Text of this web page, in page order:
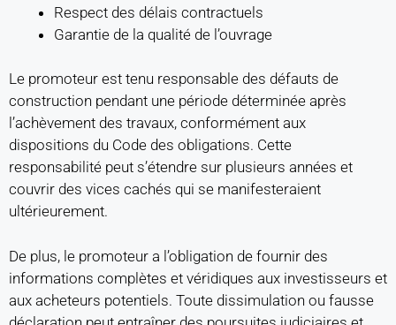
Respect des délais contractuels
Garantie de la qualité de l’ouvrage
Le promoteur est tenu responsable des défauts de
construction pendant une période déterminée après
l’achèvement des travaux, conformément aux
dispositions du Code des obligations. Cette
responsabilité peut s’étendre sur plusieurs années et
couvrir des vices cachés qui se manifesteraient
ultérieurement.
De plus, le promoteur a l’obligation de fournir des
informations complètes et véridiques aux investisseurs et
aux acheteurs potentiels. Toute dissimulation ou fausse